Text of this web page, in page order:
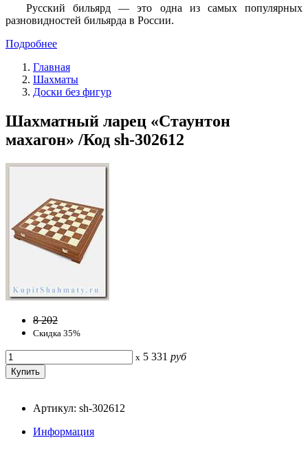
Русский бильярд — это одна из самых популярных
разновидностей бильярда в России.
Подробнее
Главная
Шахматы
Доски без фигур
Шахматный ларец «Стаунтон
махагон» /Код sh-302612
8 202
Скидка 35%
x 5 331 руб
Артикул: sh-302612
Информация